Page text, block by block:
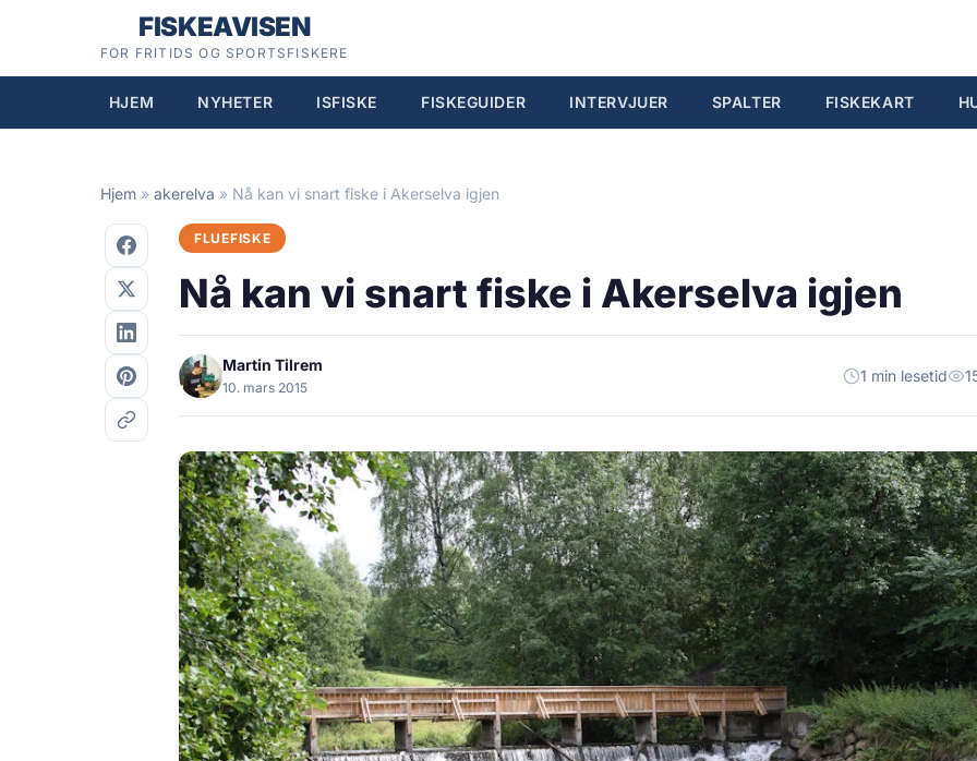
FISKEAVISEN
FOR FRITIDS OG SPORTSFISKERE
HJEM NYHETER ISFISKE FISKEGUIDER INTERVJUER SPALTER FISKEKART
Hjem » akerelva » Nå kan vi snart fiske i Akerselva igjen
FLUEFISKE
Nå kan vi snart fiske i Akerselva igjen
Martin Tilrem
10. mars 2015
1 min lesetid